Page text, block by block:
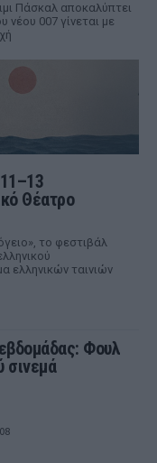
Πάσκαλ αποκαλύπτει
νέου 007 γίνεται με
Θέατρο
το φεστιβάλ
ελληνικών ταινιών
Φουλ
σινεμά